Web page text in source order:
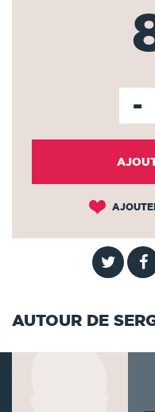
-
AUTOUR DE